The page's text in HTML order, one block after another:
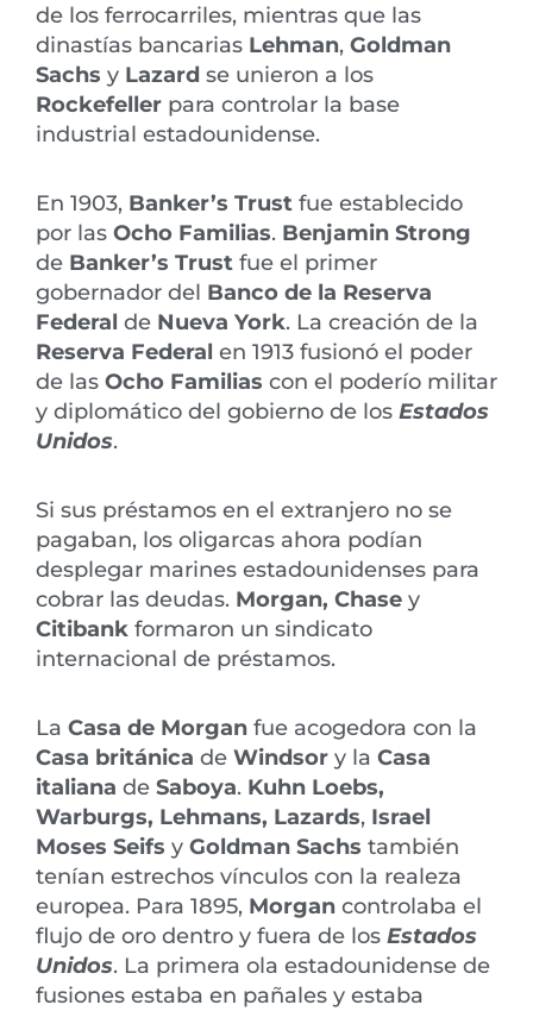
de los ferrocarriles, mientras que las
dinastías bancarias Lehman, Goldman
Sachs y Lazard se unieron a los
Rockefeller para controlar la base
industrial estadounidense.
En 1903, Banker’s Trust fue establecido
por las Ocho Familias. Benjamin Strong
de Banker’s Trust fue el primer
gobernador del Banco de la Reserva
Federal de Nueva York. La creación de la
Reserva Federal en 1913 fusionó el poder
de las Ocho Familias con el poderío militar
y diplomático del gobierno de los Estados
Unidos.
Si sus préstamos en el extranjero no se
pagaban, los oligarcas ahora podían
desplegar marines estadounidenses para
cobrar las deudas. Morgan, Chase y
Citibank formaron un sindicato
internacional de préstamos.
La Casa de Morgan fue acogedora con la
Casa británica de Windsor y la Casa
italiana de Saboya. Kuhn Loebs,
Warburgs, Lehmans, Lazards, Israel
Moses Seifs y Goldman Sachs también
tenían estrechos vínculos con la realeza
europea. Para 1895, Morgan controlaba el
flujo de oro dentro y fuera de los Estados
Unidos. La primera ola estadounidense de
fusiones estaba en pañales y estaba